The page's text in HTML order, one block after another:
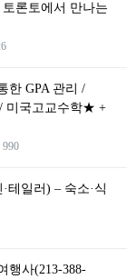
론토에서 만나는
한 GPA 관리 /
/ 미국고교수학★ +
990
테일러) – 숙소·식
행사(213-388-